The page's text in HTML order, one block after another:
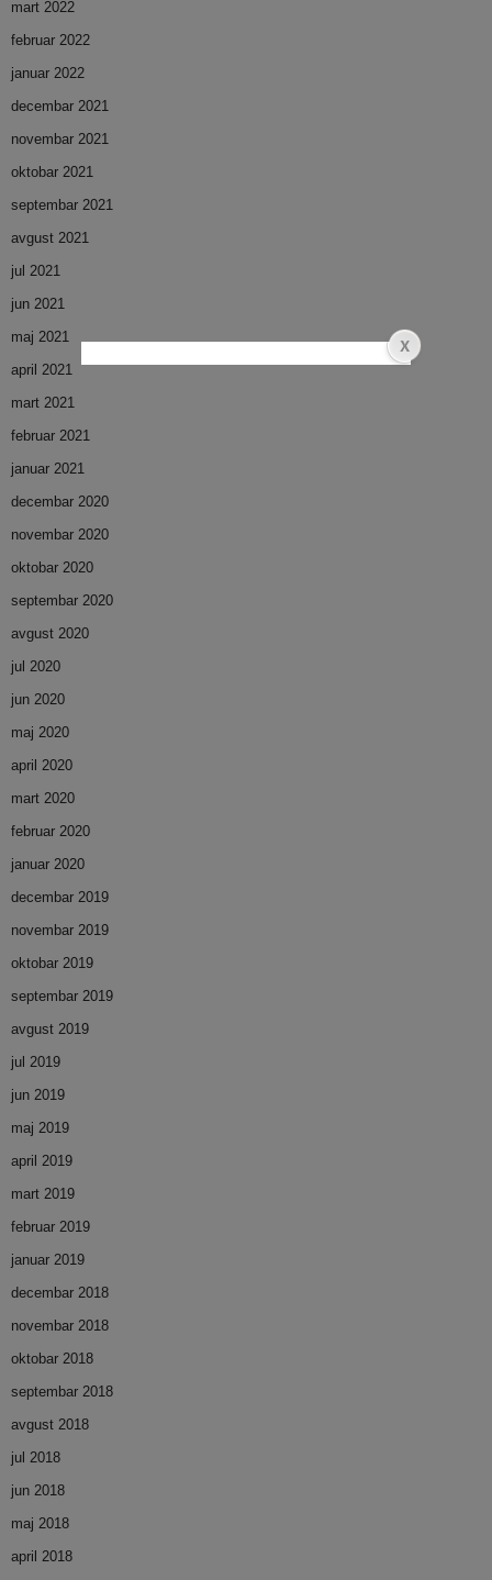
mart 2022
februar 2022
januar 2022
decembar 2021
novembar 2021
oktobar 2021
septembar 2021
avgust 2021
jul 2021
jun 2021
maj 2021
april 2021
mart 2021
februar 2021
januar 2021
decembar 2020
novembar 2020
oktobar 2020
septembar 2020
avgust 2020
jul 2020
jun 2020
maj 2020
april 2020
mart 2020
februar 2020
januar 2020
decembar 2019
novembar 2019
oktobar 2019
septembar 2019
avgust 2019
jul 2019
jun 2019
maj 2019
april 2019
mart 2019
februar 2019
januar 2019
decembar 2018
novembar 2018
oktobar 2018
septembar 2018
avgust 2018
jul 2018
jun 2018
maj 2018
april 2018